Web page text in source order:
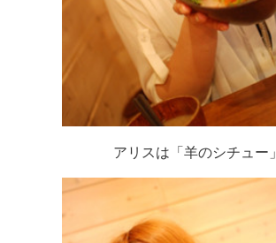
アリスは「羊のシチュー」